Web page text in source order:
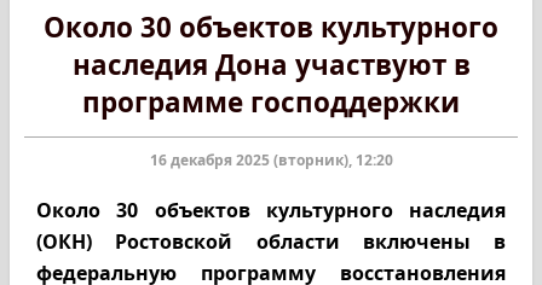
Около 30 объектов культурного
наследия Дона участвуют в
программе господдержки
16 декабря 2025 (вторник), 12:20
Около 30 объектов культурного наследия
(ОКН) Ростовской области включены в
федеральную программу восстановления